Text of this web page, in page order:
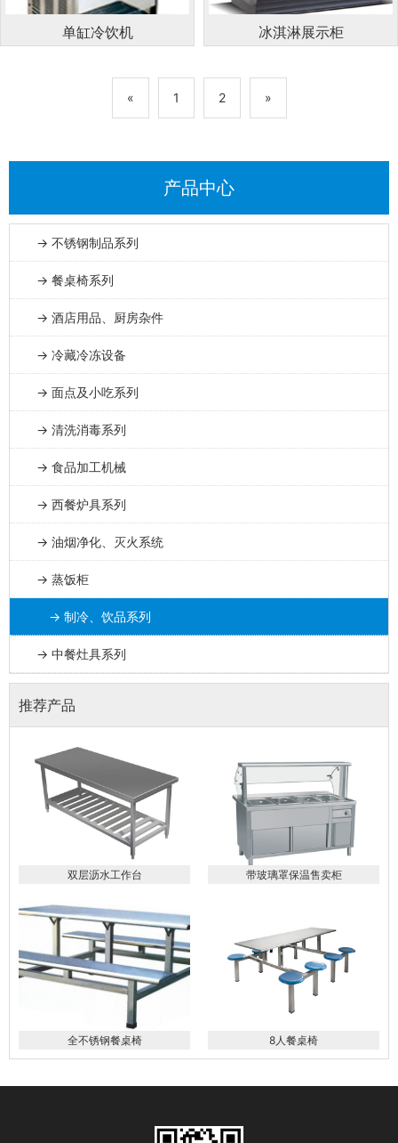
单缸冷饮机 冰淇淋展示柜
« 1 2 »
产品中心
→ 不锈钢制品系列
→ 餐桌椅系列
→ 酒店用品、厨房杂件
→ 冷藏冷冻设备
→ 面点及小吃系列
→ 清洗消毒系列
→ 食品加工机械
→ 西餐炉具系列
→ 油烟净化、灭火系统
→ 蒸饭柜
→ 制冷、饮品系列
→ 中餐灶具系列
推荐产品
双层沥水工作台 带玻璃罩保温售卖柜
全不锈钢餐桌椅 8人餐桌椅